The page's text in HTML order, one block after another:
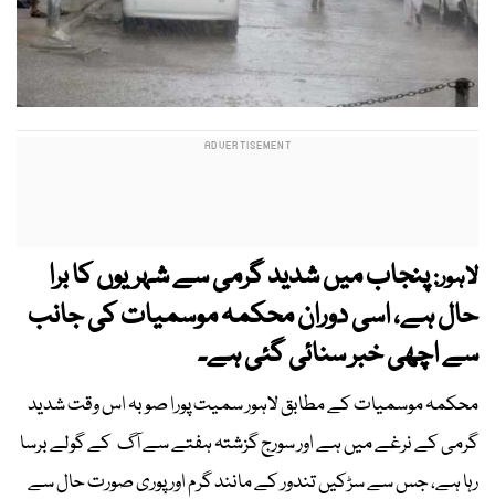
لاہور:پنجاب میں شدید گرمی سے شہریوں کا برا
حال ہے، اسی دوران محکمہ موسمیات کی جانب
سے اچھی خبر سنائی گئی ہے۔
محکمہ موسمیات کے مطابق لاہور سمیت پورا صوبہ اس وقت شدید
گرمی کے نرغے میں ہے اور سورج گزشتہ ہفتے سے آگ کے گولے برسا
رہا ہے، جس سے سڑکیں تندور کے مانند گرم اور پوری صورت حال سے